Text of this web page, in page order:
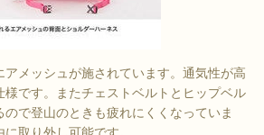
アメッシュが施されています。通気性が高
様です。またチェストベルトとヒップベル
ので登山のときも疲れにくくなっていま